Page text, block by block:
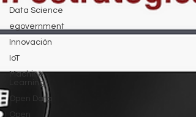
Data Science
egovernment
Innovación
IoT
Machine
Learning
Open Data
Open